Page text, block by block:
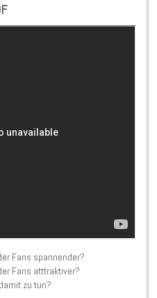
Fans spannender?
Fans atttraktiver?
zu tun?